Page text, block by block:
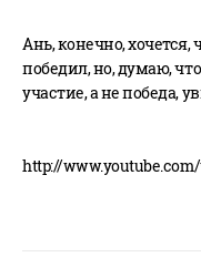
Ань, конечно,
победил, но, думаю,
участие, а не победа,
http://